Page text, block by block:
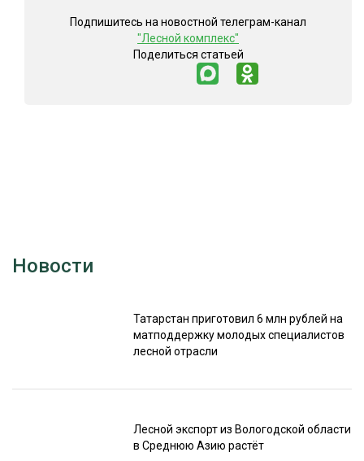
Подпишитесь на новостной телеграм-канал
"Лесной комплекс"
Поделиться статьей
Новости
Татарстан приготовил 6 млн рублей на
матподдержку молодых специалистов
лесной отрасли
Лесной экспорт из Вологодской области
в Среднюю Азию растёт